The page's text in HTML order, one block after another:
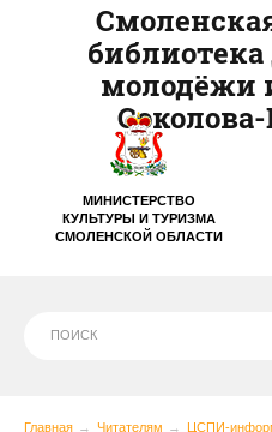
МИНИСТЕРСТВО
КУЛЬТУРЫ И ТУРИЗМА
СМОЛЕНСКОЙ ОБЛАСТИ
молодёжи
Главная Читателям
ЦСПИ-